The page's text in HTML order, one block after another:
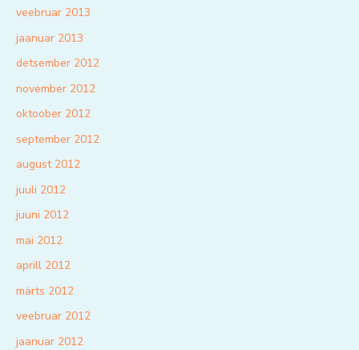
veebruar 2013
jaanuar 2013
detsember 2012
november 2012
oktoober 2012
september 2012
august 2012
juuli 2012
juuni 2012
mai 2012
aprill 2012
märts 2012
veebruar 2012
jaanuar 2012